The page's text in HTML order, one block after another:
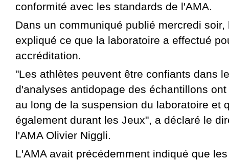
conformité avec les standards de l'AMA.
Dans un communiqué publié mercredi soir,
expliqué ce que la laboratoire a effectué
accréditation.
"Les athlètes peuvent être confiants dans
d'analyses antidopage des échantillons
au long de la suspension du laboratoire et
également durant les Jeux", a déclaré le
l'AMA Olivier Niggli.
L'AMA avait précédemment indiqué que